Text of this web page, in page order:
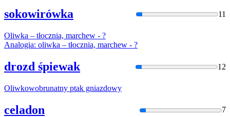
sokowirówka 11
Oliwka – tłocznia, marchew - ?
Analogia: oliwka – tłocznia, marchew - ?
drozd śpiewak 12
Oliwkowobrunatny ptak gniazdowy
celadon 7